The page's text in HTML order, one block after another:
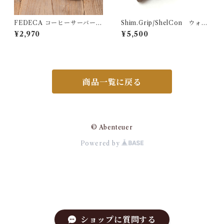
ショップに質問する
FEDECA コーヒーサーバー S
TRON 大
¥2,970
Shim.Grip/ShelCon ウォル
ナット
¥5,500
商品一覧に戻る
© Abenteuer
Powered by